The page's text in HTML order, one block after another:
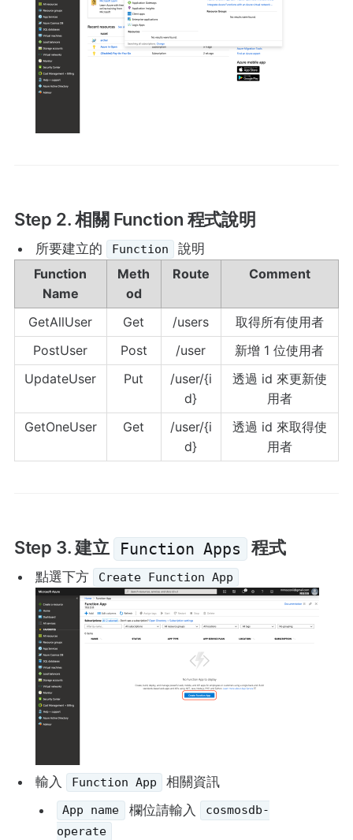
Step 2. 相關 Function 程式說明
所要建立的 Function
說明
Function
Name
Meth
od
Route Comment
GetAllUser Get /users
取得所有使用者
PostUser
Post /user
新增 1 位使用者
UpdateUser
Put
/user/{i
d}
透過 id 來更新使
用者
GetOneUser
Get
/user/{i
d}
透過 id 來取得使
用者
Step 3. 建立 Function Apps 程式
點選下方 Create Function App
輸入 Function App 相關資訊
App name 欄位請輸入
cosmosdb-
operate